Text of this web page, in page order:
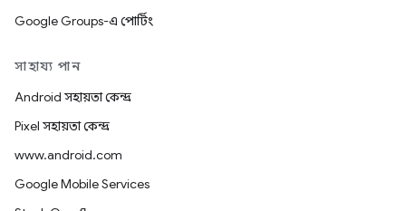
Google Groups-এ পোর্টিং
সাহায্য পান
Android সহায়তা কেন্দ্র
Pixel সহায়তা কেন্দ্র
www.android.com
Google Mobile Services